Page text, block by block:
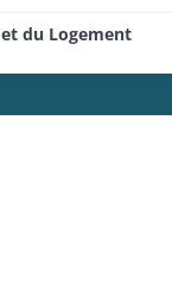
du Logement